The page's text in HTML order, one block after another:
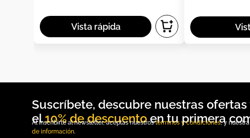
10% de descuento
Al inscribirte al newsletter, aceptas nuestrostérminos y condiciones, y nuestra
de información.